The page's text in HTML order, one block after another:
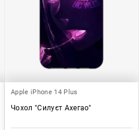
Apple iPhone 14 Plus
Чохол "Силуєт Ахегао"